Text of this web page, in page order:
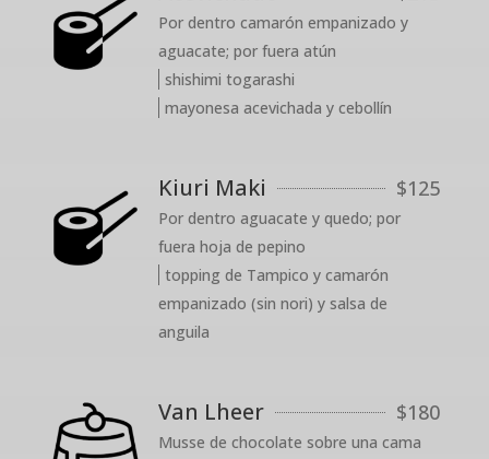
Por dentro camarón empanizado y
aguacate; por fuera atún
shishimi togarashi
mayonesa acevichada y cebollín
Kiuri Maki $125
Por dentro aguacate y quedo; por
fuera hoja de pepino
topping de Tampico y camarón
empanizado (sin nori) y salsa de
anguila
Van Lheer $180
Musse de chocolate sobre una cama